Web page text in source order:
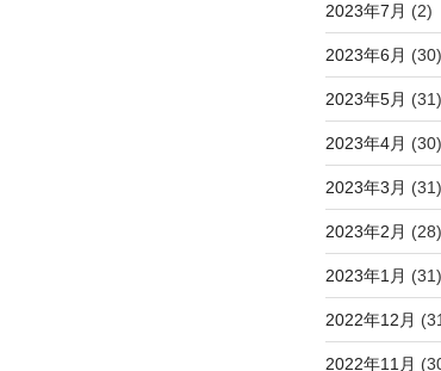
2023年7月 (2)
2023年6月 (30)
2023年5月 (31)
2023年4月 (30)
2023年3月 (31)
2023年2月 (28)
2023年1月 (31)
2022年12月
2022年11月